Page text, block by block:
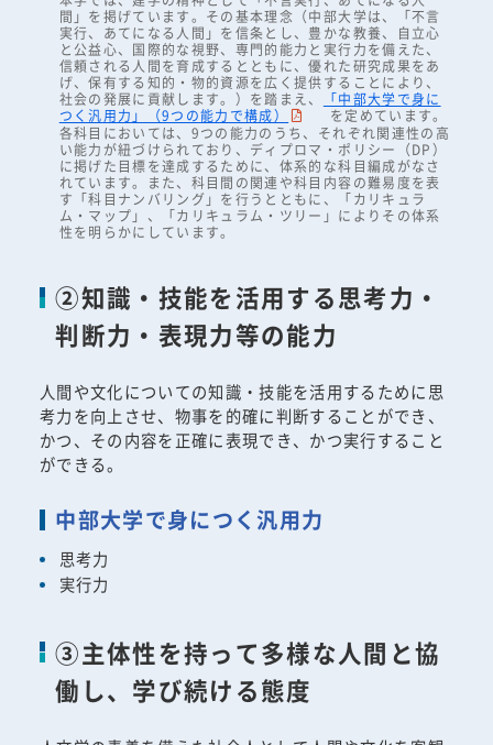
間」を掲げています。その基本理念（中部大学は、「不言
実行、あてになる人間」を信条とし、豊かな教養、自立心
と公益心、国際的な視野、専門的能力と実行力を備えた、
信頼される人間を育成するとともに、優れた研究成果をあ
げ、保有する知的・物的資源を広く提供することにより、
社会の発展に貢献します。）を踏まえ、
「中部大学で身に
つく汎用力」（9つの能力で構成）
を定めています。
各科目においては、9つの能力のうち、それぞれ関連性の高
い能力が紐づけられており、ディプロマ・ポリシー（DP）
に掲げた目標を達成するために、体系的な科目編成がなさ
れています。また、科目間の関連や科目内容の難易度を表
す「科目ナンバリング」を行うとともに、「カリキュラ
ム・マップ」、「カリキュラム・ツリー」によりその体系
性を明らかにしています。
②知識・技能を活用する思考力・
判断力・表現力等の能力
人間や文化についての知識・技能を活用するために思
考力を向上させ、物事を的確に判断することができ、
かつ、その内容を正確に表現でき、かつ実行すること
ができる。
中部大学で身につく汎用力
思考力
実行力
③主体性を持って多様な人間と協
働し、学び続ける態度